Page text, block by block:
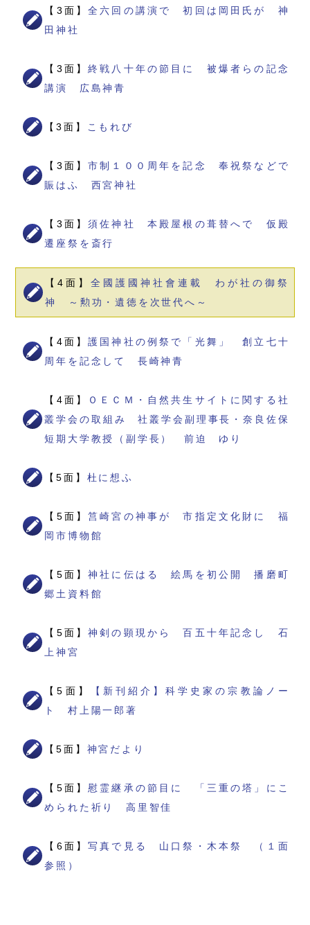
【3面】全六回の講演で 初回は岡田氏が 神
田神社
【3面】終戦八十年の節目に 被爆者らの記念
講演 広島神青
【3面】 こもれび
【3面】市制１００周年を記念 奉祝祭などで
賑はふ 西宮神社
【3面】須佐神社 本殿屋根の葺替へで 仮殿
遷座祭を斎行
【4面】全國護國神社會連載 わが社の御祭
神 ～勲功・遺徳を次世代へ～
【4面】護国神社の例祭で「光舞」 創立七十
周年を記念して 長崎神青
【4面】
ＯＥＣＭ・自然共生サイトに関する社
叢学会の取組み 社叢学会副理事長・奈良佐保
短期大学教授（副学長） 前迫 ゆり
【5面】 杜に想ふ
【5面】筥崎宮の神事が 市指定文化財に 福
岡市博物館
【5面】神社に伝はる 絵馬を初公開 播磨町
郷土資料館
【5面】神剣の顕現から 百五十年記念し 石
上神宮
【5面】
【新刊紹介】科学史家の宗教論ノー
ト 村上陽一郎著
【5面】 神宮だより
【5面】慰霊継承の節目に 「三重の塔」にこ
められた祈り 高里智佳
【6面】写真で見る 山口祭・木本祭 （１面
参照）